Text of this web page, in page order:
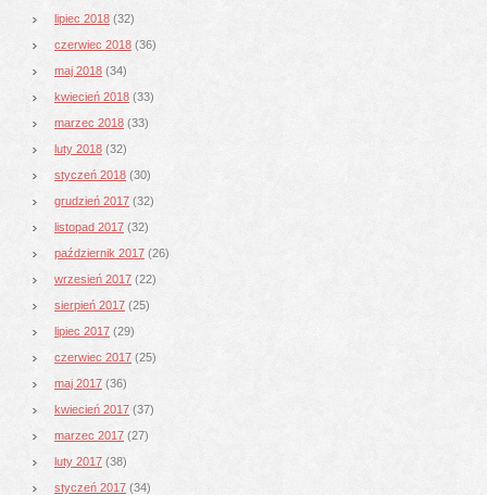
lipiec 2018 (32)
czerwiec 2018 (36)
maj 2018 (34)
kwiecień 2018 (33)
marzec 2018 (33)
luty 2018 (32)
styczeń 2018 (30)
grudzień 2017 (32)
listopad 2017 (32)
październik 2017 (26)
wrzesień 2017 (22)
sierpień 2017 (25)
lipiec 2017 (29)
czerwiec 2017 (25)
maj 2017 (36)
kwiecień 2017 (37)
marzec 2017 (27)
luty 2017 (38)
styczeń 2017 (34)